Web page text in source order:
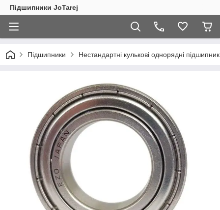
Підшипники JoTarej
Підшипники Нестандартні кулькові однорядні